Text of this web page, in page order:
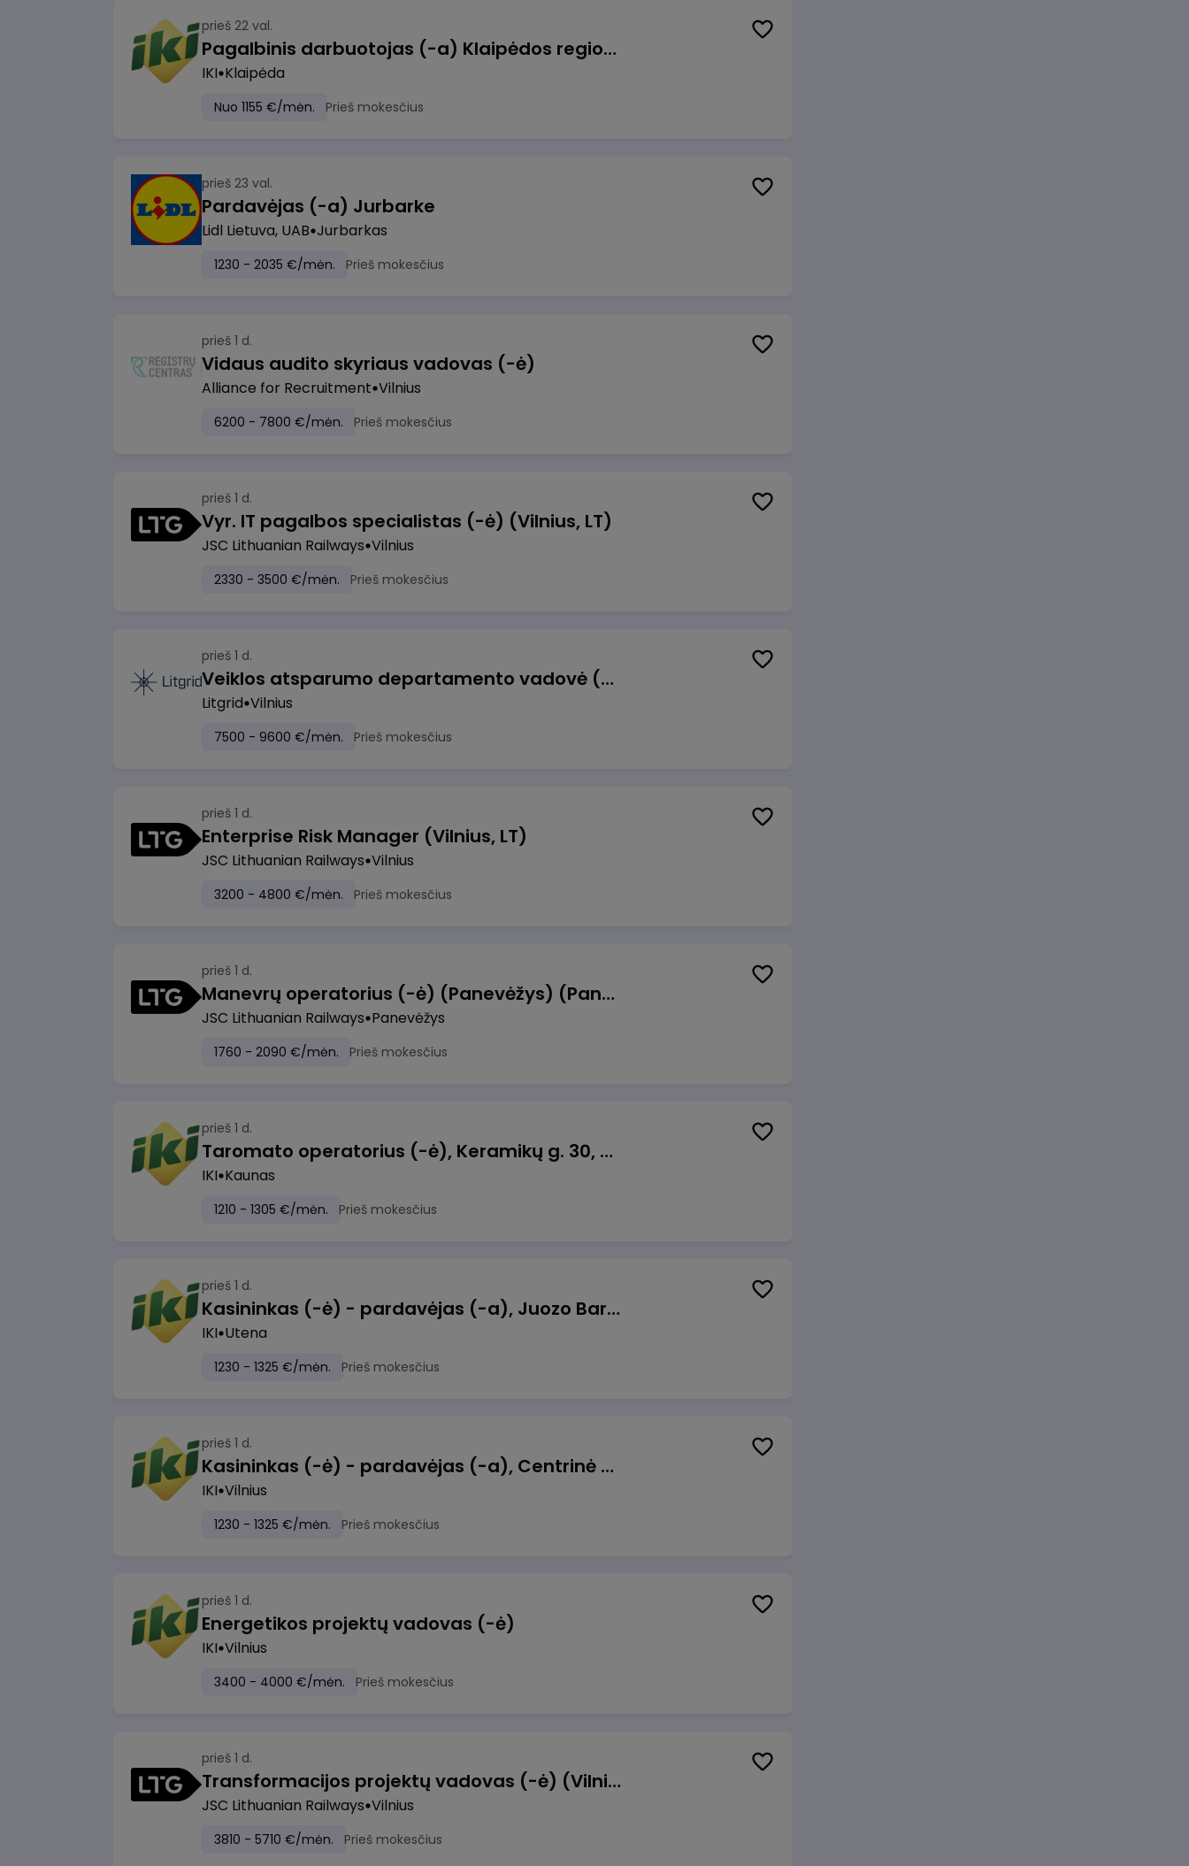
prieš 22 val.
Pagalbinis darbuotojas (-a) Klaipėdos regioninėje kepykloje (indų plovime)
IKI Klaipėda
Nuo 1155 €/mėn. Prieš mokesčius
prieš 23 val.
Pardavėjas (-a) Jurbarke
Lidl Lietuva, UAB Jurbarkas
1230 - 2035 €/mėn. Prieš mokesčius
prieš 1 d.
Vidaus audito skyriaus vadovas (-ė)
Alliance for Recruitment Vilnius
6200 - 7800 €/mėn. Prieš mokesčius
prieš 1 d.
Vyr. IT pagalbos specialistas (-ė) (Vilnius, LT)
JSC Lithuanian Railways Vilnius
2330 - 3500 €/mėn. Prieš mokesčius
prieš 1 d.
Veiklos atsparumo departamento vadovė (-as)
Litgrid Vilnius
7500 - 9600 €/mėn. Prieš mokesčius
prieš 1 d.
Enterprise Risk Manager (Vilnius, LT)
JSC Lithuanian Railways Vilnius
3200 - 4800 €/mėn. Prieš mokesčius
prieš 1 d.
Manevrų operatorius (-ė) (Panevėžys) (Panevėžys, LT)
JSC Lithuanian Railways Panevėžys
1760 - 2090 €/mėn. Prieš mokesčius
prieš 1 d.
Taromato operatorius (-ė), Keramikų g. 30, Neveronys
IKI Kaunas
1210 - 1305 €/mėn. Prieš mokesčius
prieš 1 d.
Kasininkas (-ė) - pardavėjas (-a), Juozo Bartašiaus g. 1, Utena
IKI Utena
1230 - 1325 €/mėn. Prieš mokesčius
prieš 1 d.
Kasininkas (-ė) - pardavėjas (-a), Centrinė g. 62, Galgiai
IKI Vilnius
1230 - 1325 €/mėn. Prieš mokesčius
prieš 1 d.
Energetikos projektų vadovas (-ė)
IKI Vilnius
3400 - 4000 €/mėn. Prieš mokesčius
prieš 1 d.
Transformacijos projektų vadovas (-ė) (Vilnius, LT)
JSC Lithuanian Railways Vilnius
3810 - 5710 €/mėn. Prieš mokesčius